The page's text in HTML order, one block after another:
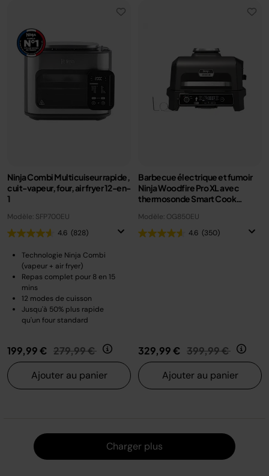
Ninja Combi Multicuiseur rapide,
cuit-vapeur, four, air fryer 12-en-
1
Modèle: SFP700EU
4.6 (828)
Technologie Ninja Combi
(vapeur + air fryer)
Repas complet pour 8 en 15
mins
12 modes de cuisson
Jusqu'à 50% plus rapide
qu'un four standard
199,99 € Prix réduit de
279,99 € au
Ajouter au panier
Barbecue électrique et fumoir
Ninja Woodfire Pro XL avec
thermosonde Smart Cook
Modèle: OG850EU
4.6 (350)
329,99 € Prix réduit de
399,99 € au
Ajouter au panier
Charger plus